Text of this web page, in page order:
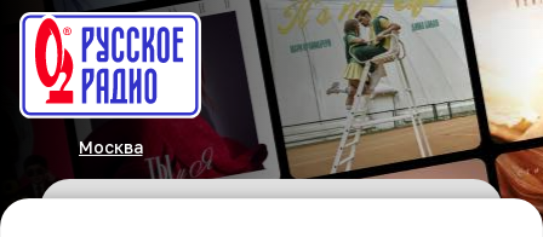
Москва